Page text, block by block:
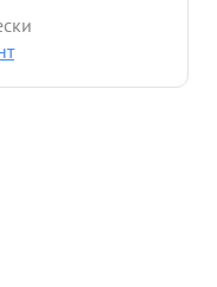
умело
войск а
обеспечено